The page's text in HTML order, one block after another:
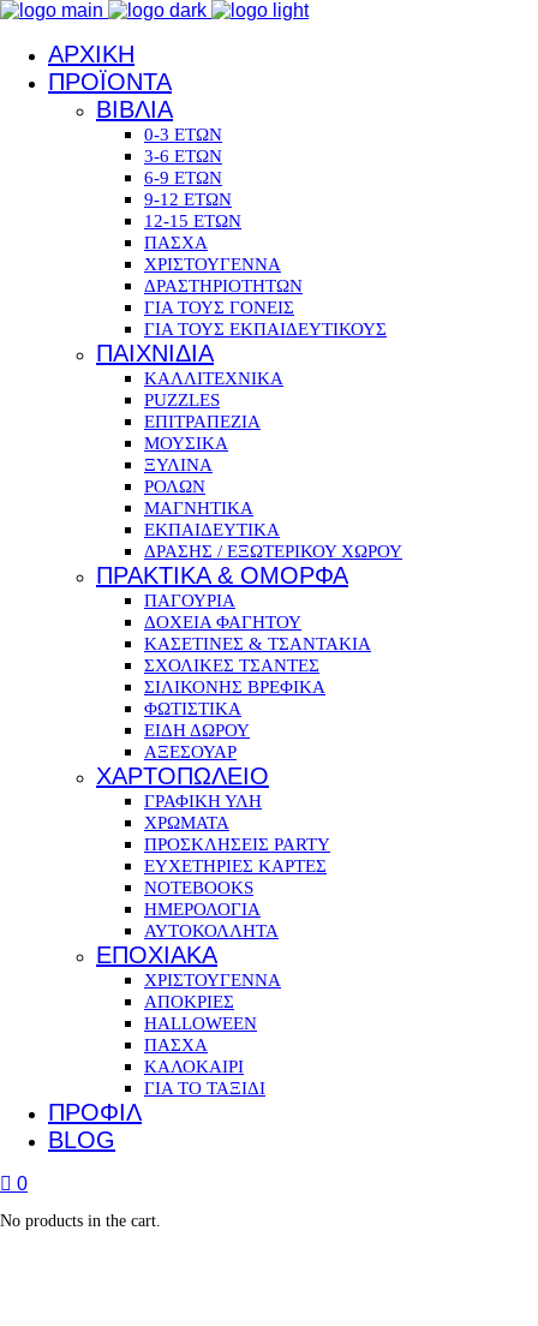
ΑΡΧΙΚΗ
ΠΡΟΪΟΝΤΑ
ΒΙΒΛΙΑ
0-3 ΕΤΩΝ
3-6 ΕΤΩΝ
6-9 ΕΤΩΝ
9-12 ΕΤΩΝ
12-15 ΕΤΩΝ
ΠΑΣΧΑ
ΧΡΙΣΤΟΥΓΕΝΝΑ
ΔΡΑΣΤΗΡΙΟΤΗΤΩΝ
ΓΙΑ ΤΟΥΣ ΓΟΝΕΙΣ
ΓΙΑ ΤΟΥΣ ΕΚΠΑΙΔΕΥΤΙΚΟΥΣ
ΠΑΙΧΝΙΔΙΑ
ΚΑΛΛΙΤΕΧΝΙΚΑ
PUZZLES
ΕΠΙΤΡΑΠΕΖΙΑ
ΜΟΥΣΙΚΑ
ΞΥΛΙΝΑ
ΡΟΛΩΝ
ΜΑΓΝΗΤΙΚΑ
ΕΚΠΑΙΔΕΥΤΙΚΑ
ΔΡΑΣΗΣ / ΕΞΩΤΕΡΙΚΟΥ ΧΩΡΟΥ
ΠΡΑΚΤΙΚΑ & ΟΜΟΡΦΑ
ΠΑΓΟΥΡΙΑ
ΔΟΧΕΙΑ ΦΑΓΗΤΟΥ
ΚΑΣΕΤΙΝΕΣ & ΤΣΑΝΤΑΚΙΑ
ΣΧΟΛΙΚΕΣ ΤΣΑΝΤΕΣ
ΣΙΛΙΚΟΝΗΣ ΒΡΕΦΙΚΑ
ΦΩΤΙΣΤΙΚΑ
ΕΙΔΗ ΔΩΡΟΥ
ΑΞΕΣΟΥΑΡ
ΧΑΡΤΟΠΩΛΕΙΟ
ΓΡΑΦΙΚΗ ΥΛΗ
ΧΡΩΜΑΤΑ
ΠΡΟΣΚΛΗΣΕΙΣ PARTY
ΕΥΧΕΤΗΡΙΕΣ ΚΑΡΤΕΣ
NOTEBOOKS
ΗΜΕΡΟΛΟΓΙΑ
ΑΥΤΟΚΟΛΛΗΤΑ
ΕΠΟΧΙΑΚΑ
ΧΡΙΣΤΟΥΓΕΝΝΑ
ΑΠΟΚΡΙΕΣ
HALLOWEEN
ΠΑΣΧΑ
ΚΑΛΟΚΑΙΡΙ
ΓΙΑ ΤΟ ΤΑΞΙΔΙ
ΠΡΟΦΙΛ
BLOG
0
No products in the cart.